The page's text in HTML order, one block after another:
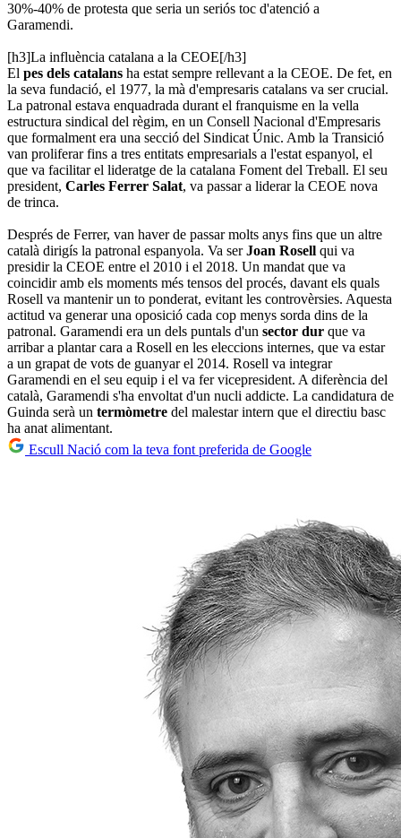
30%-40% de protesta que seria un seriós toc d'atenció a
Garamendi.
[h3]La influència catalana a la CEOE[/h3]
El pes dels catalans ha estat sempre rellevant a la CEOE. De fet, en
la seva fundació, el 1977, la mà d'empresaris catalans va ser crucial.
La patronal estava enquadrada durant el franquisme en la vella
estructura sindical del règim, en un Consell Nacional d'Empresaris
que formalment era una secció del Sindicat Únic. Amb la Transició
van proliferar fins a tres entitats empresarials a l'estat espanyol, el
que va facilitar el lideratge de la catalana Foment del Treball. El seu
president, Carles Ferrer Salat, va passar a liderar la CEOE nova
de trinca.
Després de Ferrer, van haver de passar molts anys fins que un altre
català dirigís la patronal espanyola. Va serJoan Rosell qui va
presidir la CEOE entre el 2010 i el 2018. Un mandat que va
coincidir amb els moments més tensos del procés, davant els quals
Rosell va mantenir un to ponderat, evitant les controvèrsies. Aquesta
actitud va generar una oposició cada cop menys sorda dins de la
patronal. Garamendi era un dels puntals d'un sector dur que va
arribar a plantar cara a Rosell en les eleccions internes, que va estar
a un grapat de vots de guanyar el 2014. Rosell va integrar
Garamendi en el seu equip i el va fer vicepresident. A diferència del
català, Garamendi s'ha envoltat d'un nucli addicte. La candidatura de
Guinda serà un termòmetre del malestar intern que el directiu basc
ha anat alimentant.
Escull Nació com la teva font preferida de Google